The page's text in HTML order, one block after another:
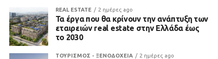
REAL ESTATE 2 ημέρες ago
Τα έργα που θα κρίνουν την ανάπτυξη των
εταιρειών real estate στην Ελλάδα έως
το 2030
ΤΟΥΡΙΣΜΟΣ - ΞΕΝΟΔΟΧΕΙΑ 2 ημέρες ago